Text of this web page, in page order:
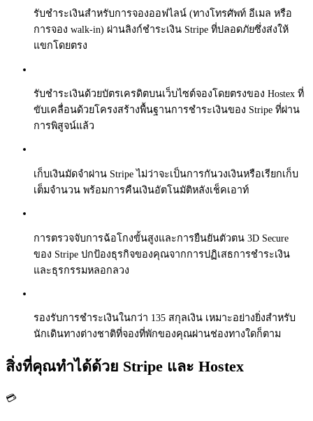
รับชำระเงินสำหรับการจองออฟไลน์ (ทางโทรศัพท์ อีเมล หรือ
การจอง walk-in) ผ่านลิงก์ชำระเงิน Stripe ที่ปลอดภัยซึ่งส่งให้
แขกโดยตรง
รับชำระเงินด้วยบัตรเครดิตบนเว็บไซต์จองโดยตรงของ Hostex ที่
ขับเคลื่อนด้วยโครงสร้างพื้นฐานการชำระเงินของ Stripe ที่ผ่าน
การพิสูจน์แล้ว
เก็บเงินมัดจำผ่าน Stripe ไม่ว่าจะเป็นการกันวงเงินหรือเรียกเก็บ
เต็มจำนวน พร้อมการคืนเงินอัตโนมัติหลังเช็คเอาท์
การตรวจจับการฉ้อโกงขั้นสูงและการยืนยันตัวตน 3D Secure
ของ Stripe ปกป้องธุรกิจของคุณจากการปฏิเสธการชำระเงิน
และธุรกรรมหลอกลวง
รองรับการชำระเงินในกว่า 135 สกุลเงิน เหมาะอย่างยิ่งสำหรับ
นักเดินทางต่างชาติที่จองที่พักของคุณผ่านช่องทางใดก็ตาม
สิ่งที่คุณทำได้ด้วย Stripe และ Hostex
💳